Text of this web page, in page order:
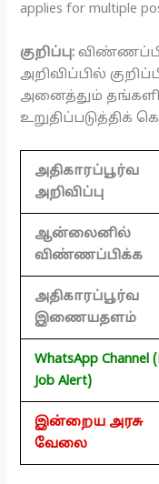
applies for multiple
குறிப்பு:
அறிவிப்பில்
அனைத்தும்
உறுதிப்படுத்திக்
அதிகாரப்பூர்வ
அறிவிப்பு
ஆன்லைனில்
விண்ணப்பிக்க
அதிகாரப்பூர்வ
இணையதளம்
WhatsApp Channel
Job Alert)
இன்றைய அரசு
வேலை